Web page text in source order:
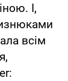
І,
всім